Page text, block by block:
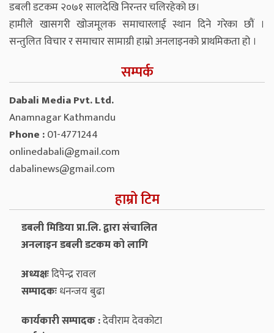
डबली डटकम २०७१ सालदेखि निरन्तर चलिरहेको छ।
हामीले खासगरी खोजमूलक समाचारलाई स्थान दिने गरेका छौं ।
सन्तुलित विचार र समाचार सामाग्री हाम्रो अनलाइनको प्राथमिकता हो ।
सम्पर्क
Dabali Media Pvt. Ltd.
Anamnagar Kathmandu
Phone :01-4771244
onlinedabali@gmail.com
dabalinews@gmail.com
हाम्रो टिम
डबली मिडिया प्रा.लि. द्वारा संचालित
अनलाइन डबली डटकम को लागि
अध्यक्षःदिपेन्द्र रावल
सम्पादकःधनन्‍जय बुढा
कार्यकारी सम्पादक :देवीराम देवकोटा